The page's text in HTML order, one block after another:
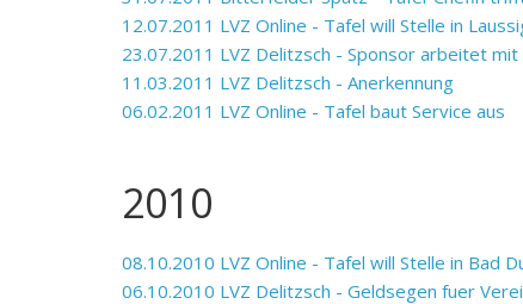
12.07.2011 LVZ Online - Tafel will Stelle in
23.07.2011 LVZ Delitzsch - Sponsor arbeitet mit
11.03.2011 LVZ Delitzsch - Anerkennung
06.02.2011 LVZ Online - Tafel baut Service aus
2010
08.10.2010 LVZ Online - Tafel will Stelle in Bad
06.10.2010 LVZ Delitzsch - Geldsegen fuer